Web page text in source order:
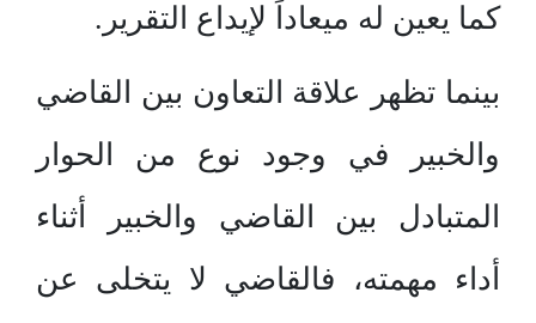
كما يعين له ميعاداً لإيداع التقرير.
بينما تظهر علاقة التعاون بين القاضي
والخبير في وجود نوع من الحوار
المتبادل بين القاضي والخبير أثناء
أداء مهمته، فالقاضي لا يتخلى عن